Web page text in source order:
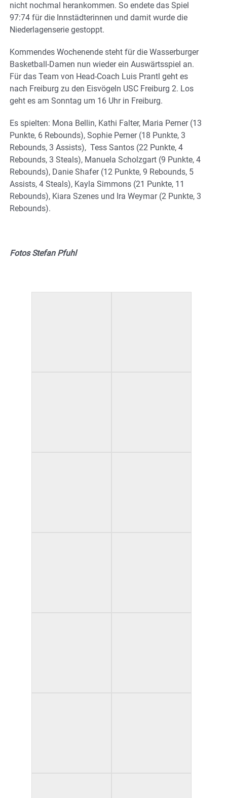
nicht nochmal herankommen. So endete das Spiel
97:74 für die Innstädterinnen und damit wurde die
Niederlagenserie gestoppt.
Kommendes Wochenende steht für die Wasserburger
Basketball-Damen nun wieder ein Auswärtsspiel an.
Für das Team von Head-Coach Luis Prantl geht es
nach Freiburg zu den Eisvögeln USC Freiburg 2. Los
geht es am Sonntag um 16 Uhr in Freiburg.
Es spielten: Mona Bellin, Kathi Falter, Maria Perner (13
Punkte, 6 Rebounds), Sophie Perner (18 Punkte, 3
Rebounds, 3 Assists), Tess Santos (22 Punkte, 4
Rebounds, 3 Steals), Manuela Scholzgart (9 Punkte, 4
Rebounds), Danie Shafer (12 Punkte, 9 Rebounds, 5
Assists, 4 Steals), Kayla Simmons (21 Punkte, 11
Rebounds), Kiara Szenes und Ira Weymar (2 Punkte, 3
Rebounds).
Fotos Stefan Pfuhl